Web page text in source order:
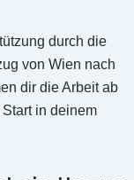
durch die
von Wien nach
dir die Arbeit ab
in deinem